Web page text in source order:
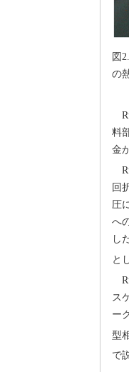
図
の
料
金
回
圧
へ
し
と
ス
ー
型
で